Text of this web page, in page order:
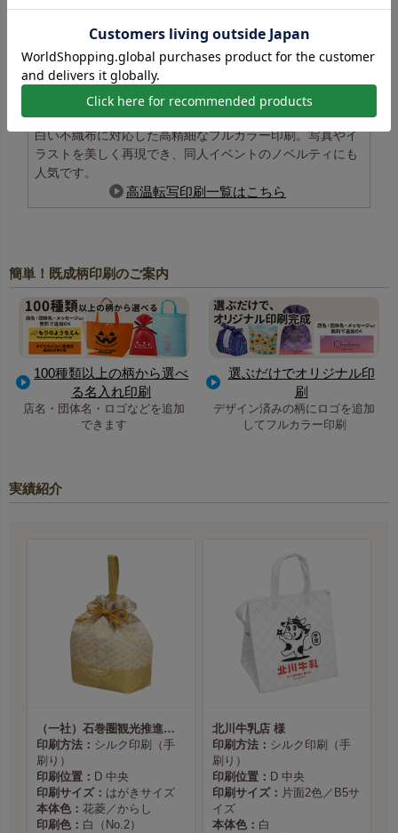
白い不織布に対応した高精細なフルカラー印刷。写真やイ
ラストを美しく再現でき、同人イベントのノベルティにも
人気です。
高温転写印刷一覧はこちら
簡単！既成柄印刷のご案内
100種類以上の柄から選べ
る名入れ印刷
店名・団体名・ロゴなどを追加
できます
選ぶだけでオリジナル印
刷
デザイン済みの柄にロゴを追加
してフルカラー印刷
実績紹介
（一社）石巻圏観光推進機構様
印刷方法： シルク印刷（手
刷り）
印刷位置： D 中央
印刷サイズ： はがきサイズ
本体色： 花菱／からし
印刷色： 白（No.2）
北川牛乳店 様
印刷方法： シルク印刷（手
刷り）
印刷位置： D 中央
印刷サイズ： 片面2色／B5サ
イズ
本体色： 白